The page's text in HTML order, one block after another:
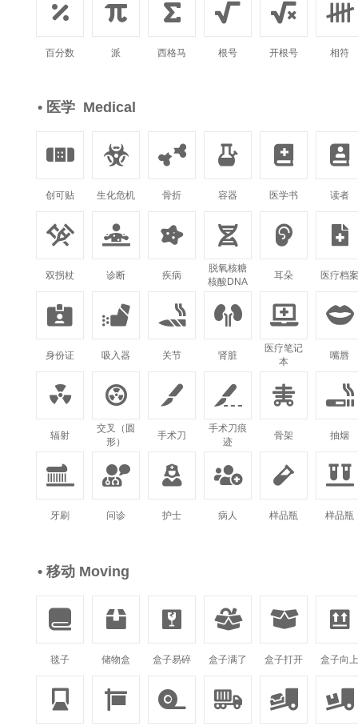
百分数 派 西格马 根号 开根号 相符
创可贴 生化危机 骨折 容器 医学书 读者
双拐杖 诊断 疾病
脱氧核糖
核酸DNA
耳朵 医疗档案
身份证 吸入器 关节 肾脏
医疗笔记
本
嘴唇
辐射
交叉（圆
形）
手术刀
手术刀痕
迹
骨架 抽烟
牙刷 问诊 护士 病人 样品瓶 样品瓶
毯子 储物盒 盒子易碎 盒子满了 盒子打开 盒子向上
• 医学 Medical
• 移动 Moving
     
     
     
     
     
     
     
     